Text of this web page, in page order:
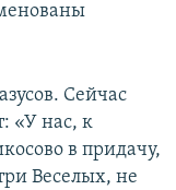
Сейчас
«У нас, к
в придачу,
Веселых, не